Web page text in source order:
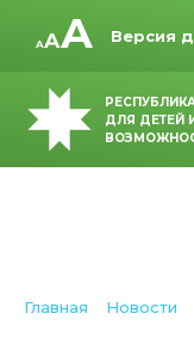
Версия
ДЛЯ ДЕТЕЙ
Главная Новости